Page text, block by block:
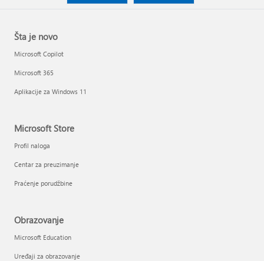
Šta je novo
Microsoft Copilot
Microsoft 365
Aplikacije za Windows 11
Microsoft Store
Profil naloga
Centar za preuzimanje
Praćenje porudžbine
Obrazovanje
Microsoft Education
Uređaji za obrazovanje